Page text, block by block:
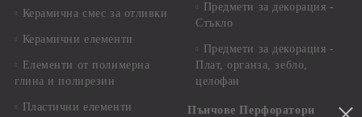
Керамична смес за отливки
Керамични елементи
Елементи от полимерна
глина и полирезин
Пластични елементи
Предмети за декорация -
Стъкло
Предмети за декорация -
Плат, органза, зебло,
целофан
Пънчове Перфоратори